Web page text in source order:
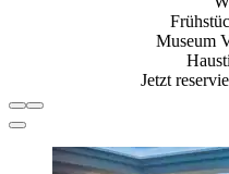
Museum
Jetzt